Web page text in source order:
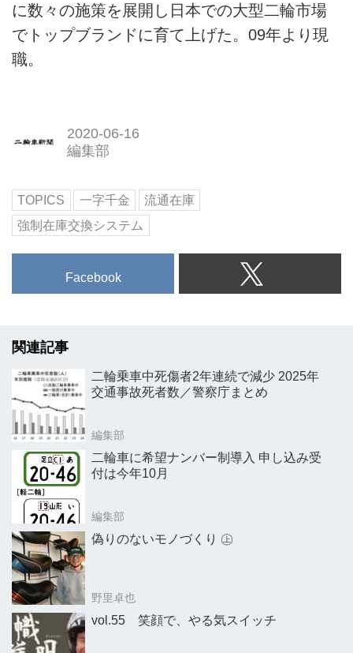
に数々の施策を展開し日本での大型二輪市場
でトップブランドに育て上げた。09年より現
職。
2020-06-16
編集部
TOPICS 一字千金
流通在庫
強制在庫交換システム
Facebook
関連記事
二輪乗車中死傷者2年連続で減少 2025年
交通事故死者数／警察庁まとめ
編集部
二輪車に希望ナンバー制導入 申し込み受
付は今年10月
編集部
偽りのないモノづくり ㊤
野里卓也
vol.55 笑顔で、やる気スイッチ